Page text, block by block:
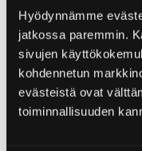
Hyödynnämme
jatkossa paremmin.
sivujen
kohdennetun
evästeistä ovat
toiminnallisuuden